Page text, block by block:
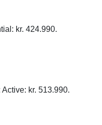
kr. 424.990.
kr. 513.990.